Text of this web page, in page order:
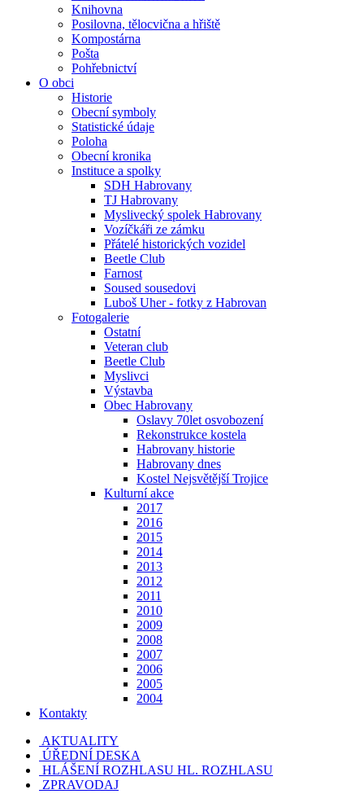
Knihovna
Posilovna, tělocvična a hřiště
Kompostárna
Pošta
Pohřebnictví
O obci
Historie
Obecní symboly
Statistické údaje
Poloha
Obecní kronika
Instituce a spolky
SDH Habrovany
TJ Habrovany
Myslivecký spolek Habrovany
Vozíčkáři ze zámku
Přátelé historických vozidel
Beetle Club
Farnost
Soused sousedovi
Luboš Uher - fotky z Habrovan
Fotogalerie
Ostatní
Veteran club
Beetle Club
Myslivci
Výstavba
Obec Habrovany
Oslavy 70let osvobození
Rekonstrukce kostela
Habrovany historie
Habrovany dnes
Kostel Nejsvětější Trojice
Kulturní akce
2017
2016
2015
2014
2013
2012
2011
2010
2009
2008
2007
2006
2005
2004
Kontakty
AKTUALITY
ÚŘEDNÍ DESKA
HLÁŠENÍ ROZHLASU HL. ROZHLASU
ZPRAVODAJ